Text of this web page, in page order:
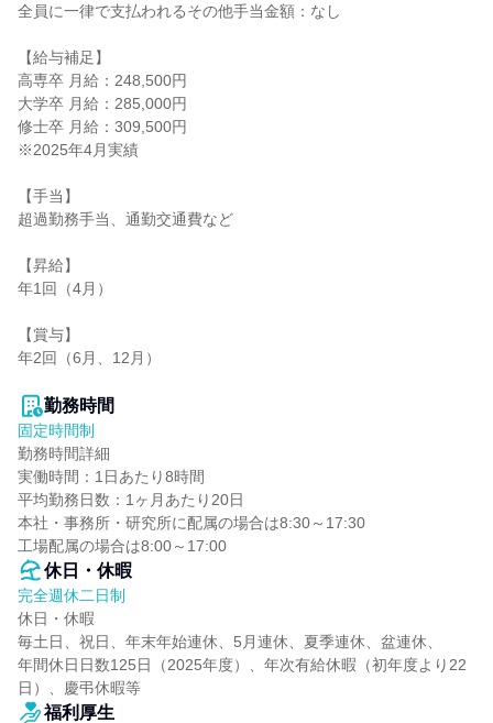
全員に一律で支払われるその他手当金額：なし
【給与補足】
高専卒 月給：248,500円
大学卒 月給：285,000円
修士卒 月給：309,500円
※2025年4月実績
【手当】
超過勤務手当、通勤交通費など
【昇給】
年1回（4月）
【賞与】
年2回（6月、12月）
勤務時間
固定時間制
勤務時間詳細
実働時間：1日あたり8時間
平均勤務日数：1ヶ月あたり20日
本社・事務所・研究所に配属の場合は8:30～17:30
工場配属の場合は8:00～17:00
休日・休暇
完全週休二日制
休日・休暇
毎土日、祝日、年末年始連休、5月連休、夏季連休、盆連休、
年間休日日数125日（2025年度）、年次有給休暇（初年度より22
日）、慶弔休暇等
福利厚生